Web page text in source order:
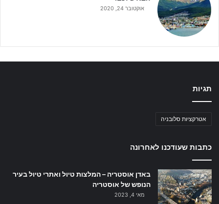
אוקטובר 24, 2020
תגיות
אטרקציות סלובניה
כתבות שעודכנו לאחרונה
באדן אוסטריה – המלצות טיול ואתרי טיול בעיר
הנופש של אוסטריה
מאי 4, 2023